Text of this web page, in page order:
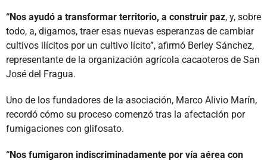
“Nos ayudó a transformar territorio, a construir paz, y, sobre
todo, a, digamos, traer esas nuevas esperanzas de cambiar
cultivos ilícitos por un cultivo lícito”, afirmó Berley Sánchez,
representante de la organización agrícola cacaoteros de San
José del Fragua.
Uno de los fundadores de la asociación, Marco Alivio Marín,
recordó cómo su proceso comenzó tras la afectación por
fumigaciones con glifosato.
“Nos fumigaron indiscriminadamente por vía aérea con